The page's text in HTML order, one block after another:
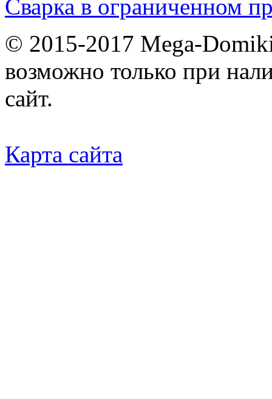
Сварка в ограниченном
© 2015-2017 Mega-
возможно только при
сайт.
Карта сайта